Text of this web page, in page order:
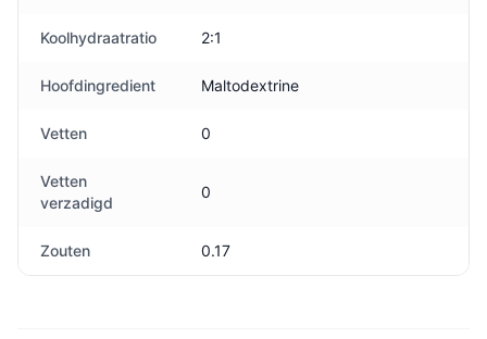
Koolhydraatratio 2:1
Hoofdingredient Maltodextrine
Vetten 0
Vetten
verzadigd
0
Zouten 0.17